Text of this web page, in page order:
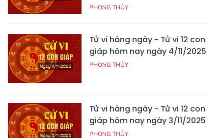
PHONG THỦY
Tử vi hàng ngày - Tử vi 12 con
giáp hôm nay ngày 4/11/2025
PHONG THỦY
Tử vi hàng ngày - Tử vi 12 con
giáp hôm nay ngày 3/11/2025
PHONG THỦY